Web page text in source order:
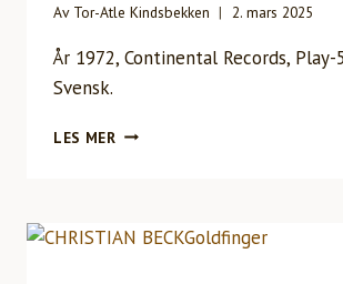
Av Tor-Atle Kindsbekken 2. mars 2025
År 1972, Continental Records, Play-
Svensk.
LES MER CLAS